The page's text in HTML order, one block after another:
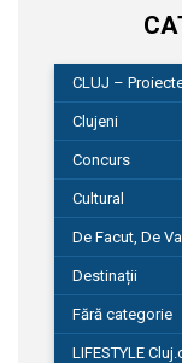
CLUJ –
Clujeni
Concurs
Cultural
De Facut, De
Destinații
Fără categorie
LIFESTYLE